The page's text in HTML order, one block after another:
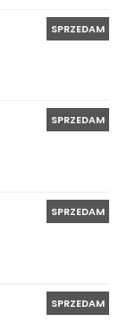
SPRZEDAM
SPRZEDAM
SPRZEDAM
SPRZEDAM